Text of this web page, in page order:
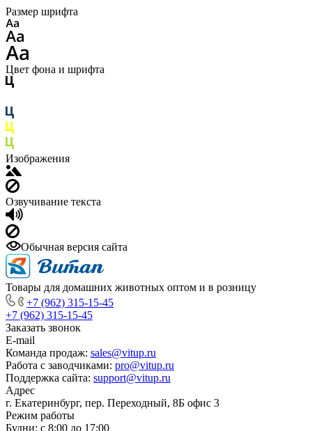
Размер шрифта
Цвет фона и шрифта
Изображения
Озвучивание текста
Обычная версия сайта
Товары для домашних животных оптом и в розницу
+7 (962) 315-15-45
+7 (962) 315-15-45
Заказать звонок
E-mail
Команда продаж: sales@vitup.ru
Работа с заводчиками: pro@vitup.ru
Поддержка сайта: support@vitup.ru
Адрес
г. Екатеринбург, пер. Переходный, 8Б офис 3
Режим работы
Будни: с 8:00 до 17:00